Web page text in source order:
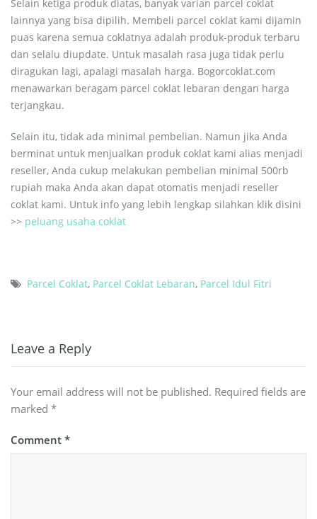
Selain ketiga produk diatas, banyak varian parcel coklat
lainnya yang bisa dipilih. Membeli parcel coklat kami dijamin
puas karena semua coklatnya adalah produk-produk terbaru
dan selalu diupdate. Untuk masalah rasa juga tidak perlu
diragukan lagi, apalagi masalah harga. Bogorcoklat.com
menawarkan beragam parcel coklat lebaran dengan harga
terjangkau.
Selain itu, tidak ada minimal pembelian. Namun jika Anda
berminat untuk menjualkan produk coklat kami alias menjadi
reseller, Anda cukup melakukan pembelian minimal 500rb
rupiah maka Anda akan dapat otomatis menjadi reseller
coklat kami. Untuk info yang lebih lengkap silahkan klik disini
>> peluang usaha coklat
Parcel Coklat, Parcel Coklat Lebaran, Parcel Idul Fitri
Leave a Reply
Your email address will not be published. Required fields are
marked *
Comment *